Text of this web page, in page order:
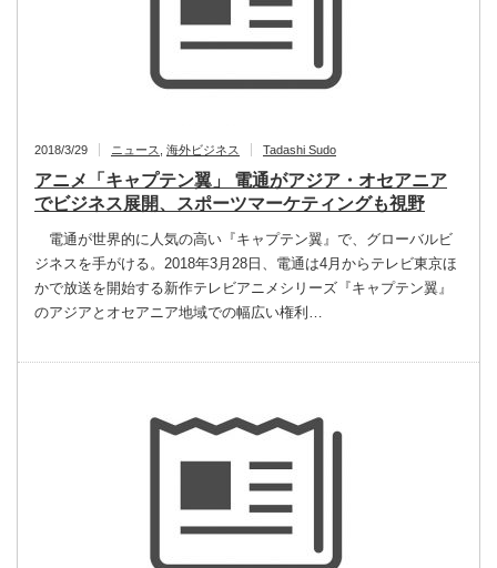
2018/3/29 ニュース 海外ビジネス Tadashi Sudo
アニメ「キャプテン翼」 電通がアジア・オセアニア
でビジネス展開、スポーツマーケティングも視野
電通が世界的に人気の高い『キャプテン翼』で、グローバルビ
ジネスを手がける。2018年3月28日、電通は4月からテレビ東京ほ
かで放送を開始する新作テレビアニメシリーズ『キャプテン翼』
のアジアとオセアニア地域での幅広い権利…